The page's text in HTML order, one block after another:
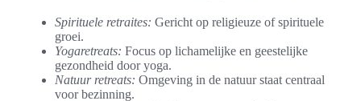
Spirituele retraites: Gericht op religieuze of spirituele
groei.
Yogaretreats: Focus op lichamelijke en geestelijke
gezondheid door yoga.
Natuur retreats: Omgeving in de natuur staat centraal
voor bezinning.